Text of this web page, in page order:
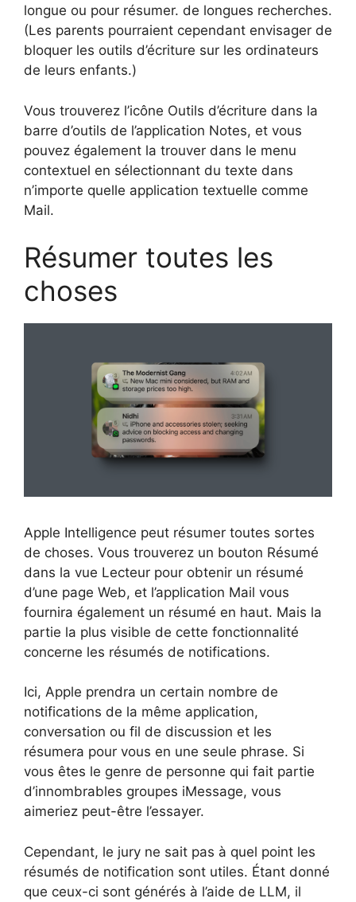
longue ou pour résumer. de longues recherches.
(Les parents pourraient cependant envisager de
bloquer les outils d’écriture sur les ordinateurs
de leurs enfants.)
Vous trouverez l’icône Outils d’écriture dans la
barre d’outils de l’application Notes, et vous
pouvez également la trouver dans le menu
contextuel en sélectionnant du texte dans
n’importe quelle application textuelle comme
Mail.
Résumer toutes les
choses
Apple Intelligence peut résumer toutes sortes
de choses. Vous trouverez un bouton Résumé
dans la vue Lecteur pour obtenir un résumé
d’une page Web, et l’application Mail vous
fournira également un résumé en haut. Mais la
partie la plus visible de cette fonctionnalité
concerne les résumés de notifications.
Ici, Apple prendra un certain nombre de
notifications de la même application,
conversation ou fil de discussion et les
résumera pour vous en une seule phrase. Si
vous êtes le genre de personne qui fait partie
d’innombrables groupes iMessage, vous
aimeriez peut-être l’essayer.
Cependant, le jury ne sait pas à quel point les
résumés de notification sont utiles. Étant donné
que ceux-ci sont générés à l’aide de LLM, il